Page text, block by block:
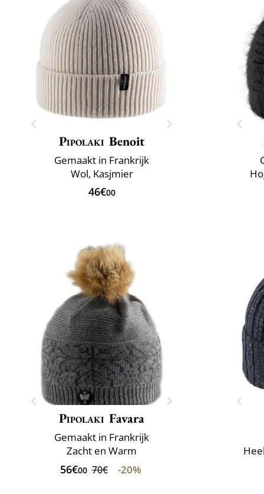
Pipolaki Benoit
Gemaakt in Frankrijk
Wol, Kasjmier
46€00
Pipolaki Favara
Gemaakt in Frankrijk
Zacht en Warm
56€00 70€ -20%